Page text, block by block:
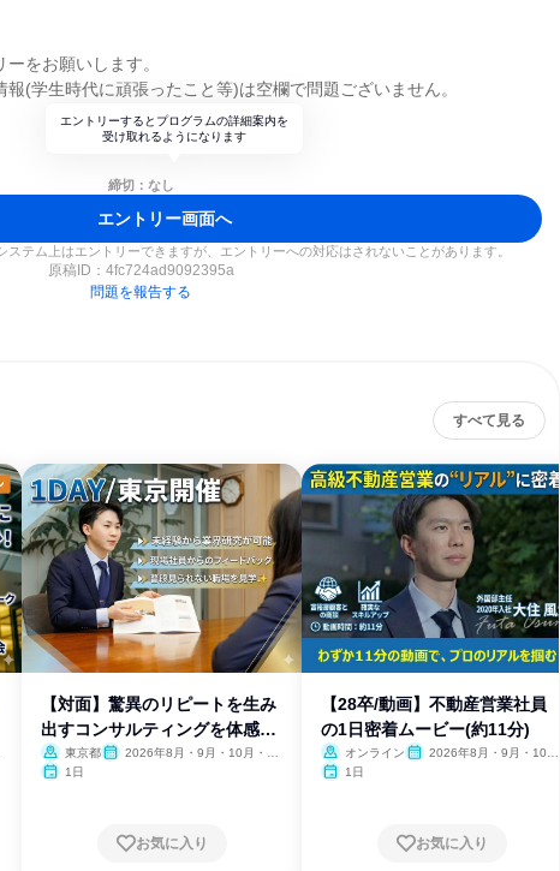
をお願いします。
(学生時代に頑張ったこと等)は空欄で問題ございません。
エントリーするとプログラムの詳細案内を
受け取れるようになります
締切：なし
エントリー画面へ
ステム上はエントリーできますが、エントリーへの対応はされないことがあります。
原稿ID： 4fc724ad9092395a
問題を報告する
すべて見る
【対面】驚異のリピートを生み
出すコンサルティングを体感す
る 東京都
2026年8月・9月・10月・11
1日
お気に入り
【28卒/動画】不動産営業社員
の1日密着ムービー(約11分)
オンライン
2026年8月・9月・10
1日
お気に入り